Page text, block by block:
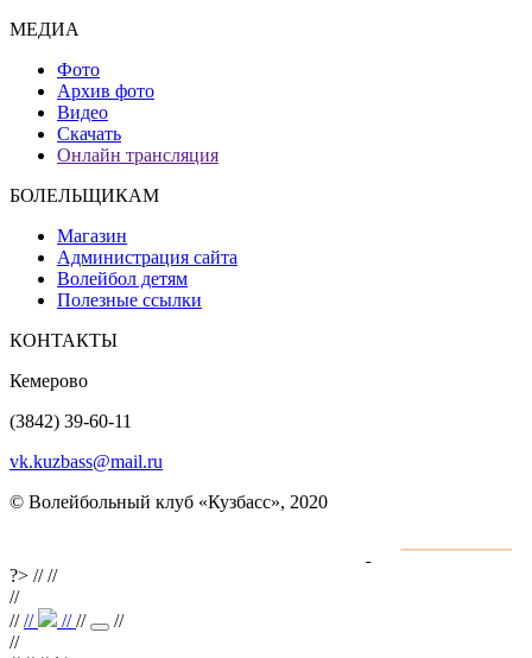
МЕДИА
Фото
Архив фото
Видео
Скачать
Онлайн трансляция
БОЛЕЛЬЩИКАМ
Магазин
Администрация сайта
Волейбол детям
Полезные ссылки
КОНТАКТЫ
Кемерово
(3842) 39-60-11
vk.kuzbass@mail.ru
© Волейбольный клуб «Кузбасс», 2020
?> ////
//
//// ////
//
//